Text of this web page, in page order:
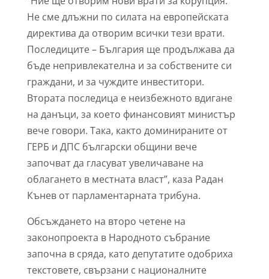
Не сме длъжни по силата на европейската
директива да отворим всички тези врати.
Последиците – България ще продължава да
бъде непривлекателна и за собствените си
граждани, и за чуждите инвеститори.
Втората последица е неизбежното вдигане
на данъци, за което финансовият министър
вече говори. Така, както доминираните от
ГЕРБ и ДПС български общини вече
започват да гласуват увеличаване на
облагането в местната власт”, каза Радан
Кънев от парламентарната трибуна.
Обсъждането на второ четене на
законопроекта в Народното събрание
започна в сряда, като депутатите одобриха
текстовете, свързани с националните